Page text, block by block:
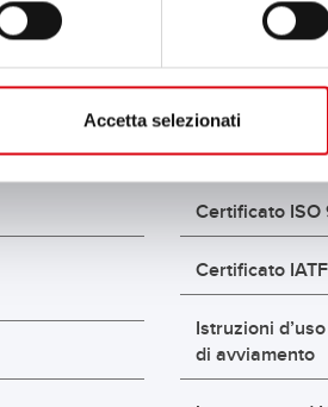
Accetta selezionati
Certificato ISO
Certificato
Istruzioni
di avviamento